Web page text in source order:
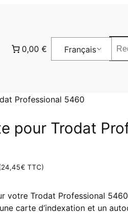
0,00 € Français
Professional 5460
pour Trodat
24,45€ TTC)
votre Trodat Professional
carte d’indexation et un